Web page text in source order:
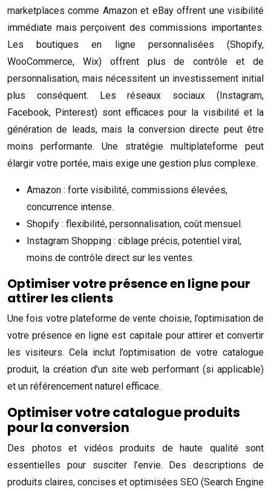
marketplaces comme Amazon et eBay offrent une visibilité
immédiate mais perçoivent des commissions importantes.
Les boutiques en ligne personnalisées (Shopify,
WooCommerce, Wix) offrent plus de contrôle et de
personnalisation, mais nécessitent un investissement initial
plus conséquent. Les réseaux sociaux (Instagram,
Facebook, Pinterest) sont efficaces pour la visibilité et la
génération de leads, mais la conversion directe peut être
moins performante. Une stratégie multiplateforme peut
élargir votre portée, mais exige une gestion plus complexe.
Amazon : forte visibilité, commissions élevées,
concurrence intense.
Shopify : flexibilité, personnalisation, coût mensuel.
Instagram Shopping : ciblage précis, potentiel viral,
moins de contrôle direct sur les ventes.
Optimiser votre présence en ligne pour
attirer les clients
Une fois votre plateforme de vente choisie, l’optimisation de
votre présence en ligne est capitale pour attirer et convertir
les visiteurs. Cela inclut l’optimisation de votre catalogue
produit, la création d’un site web performant (si applicable)
et un référencement naturel efficace.
Optimiser votre catalogue produits
pour la conversion
Des photos et vidéos produits de haute qualité sont
essentielles pour susciter l’envie. Des descriptions de
produits claires, concises et optimisées SEO (Search Engine